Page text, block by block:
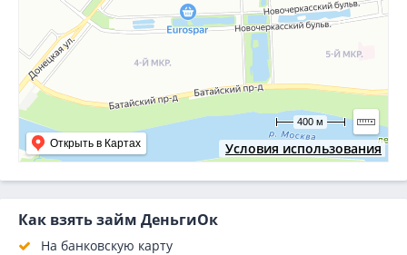
Условия использования
Открыть в Картах
400 м
Как взять займ ДеньгиОк
На банковскую карту